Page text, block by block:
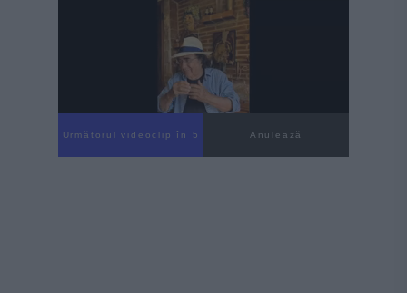
Următorul videoclip în 3 Anulează